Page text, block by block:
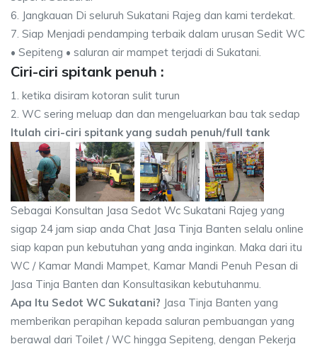
6. Jangkauan Di seluruh Sukatani Rajeg dan kami terdekat.
7. Siap Menjadi pendamping terbaik dalam urusan Sedit WC
• Sepiteng • saluran air mampet terjadi di Sukatani.
Ciri-ciri spitank penuh :
1. ketika disiram kotoran sulit turun
2. WC sering meluap dan dan mengeluarkan bau tak sedap
Itulah ciri-ciri spitank yang sudah penuh/full tank
Sebagai Konsultan Jasa Sedot Wc Sukatani Rajeg yang
sigap 24 jam siap anda Chat Jasa Tinja Banten selalu online
siap kapan pun kebutuhan yang anda inginkan. Maka dari itu
WC / Kamar Mandi Mampet, Kamar Mandi Penuh Pesan di
Jasa Tinja Banten dan Konsultasikan kebutuhanmu.
Apa Itu Sedot WC Sukatani? Jasa Tinja Banten yang
memberikan perapihan kepada saluran pembuangan yang
berawal dari Toilet / WC hingga Sepiteng, dengan Pekerja